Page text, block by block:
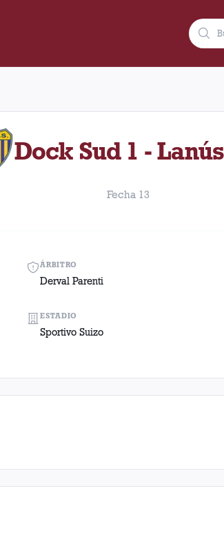
el Sábado, 7 de septiembre de 1974
Dock Sud 1 -
Fecha 13
ÁRBITRO
Derval Parenti
ESTADIO
Sportivo Suizo